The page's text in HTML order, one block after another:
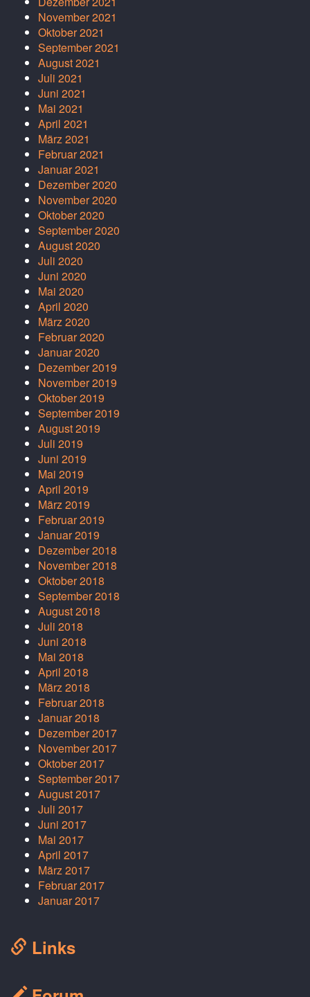
November 2021
Oktober 2021
September 2021
August 2021
Juli 2021
Juni 2021
Mai 2021
April 2021
März 2021
Februar 2021
Januar 2021
Dezember 2020
November 2020
Oktober 2020
September 2020
August 2020
Juli 2020
Juni 2020
Mai 2020
April 2020
März 2020
Februar 2020
Januar 2020
Dezember 2019
November 2019
Oktober 2019
September 2019
August 2019
Juli 2019
Juni 2019
Mai 2019
April 2019
März 2019
Februar 2019
Januar 2019
Dezember 2018
November 2018
Oktober 2018
September 2018
August 2018
Juli 2018
Juni 2018
Mai 2018
April 2018
März 2018
Februar 2018
Januar 2018
Dezember 2017
November 2017
Oktober 2017
September 2017
August 2017
Juli 2017
Juni 2017
Mai 2017
April 2017
März 2017
Februar 2017
Januar 2017
Links